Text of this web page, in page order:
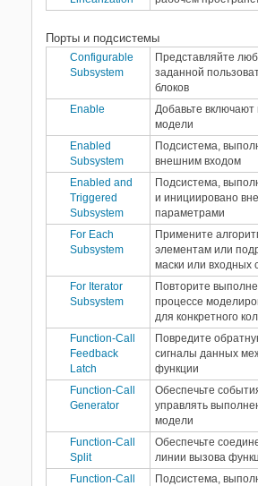
Порты и подсистемы
Configurable
Subsystem
Представляйте
заданной
блоков
Enable
Добавьте включают
модели
Enabled
Subsystem
Подсистема,
внешним входом
Enabled and
Triggered
Subsystem
Подсистема,
и инициировано
параметрами
For Each
Subsystem
Примените
элементам или
маски или входных
For Iterator
Subsystem
Повторите
процессе
для конкретного
Function-Call
Feedback
Latch
Повредите
сигналы данных
функции
Function-Call
Generator
Обеспечьте
управлять
модели
Function-Call
Split
Обеспечьте
линии вызова
Function-Call
Подсистема,